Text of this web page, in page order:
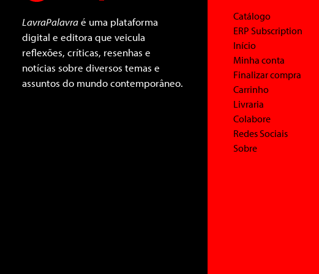
LavraPalavraé uma plataforma
digital e editora que veicula
reflexões, críticas, resenhas e
notícias sobre diversos temas e
assuntos do mundo contemporâneo.
Catálogo
ERP Subscription
Início
Minha conta
Finalizar compra
Carrinho
Livraria
Colabore
Redes Sociais
Sobre